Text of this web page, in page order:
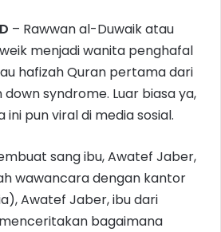
– Rawwan al-Duwaik atau
menjadi wanita penghafal
hafizah Quran pertama dari
down syndrome. Luar biasa ya,
ini pun viral di media sosial.
sang ibu, Awatef Jaber,
wawancara dengan kantor
Awatef Jaber, ibu dari
bagaimana